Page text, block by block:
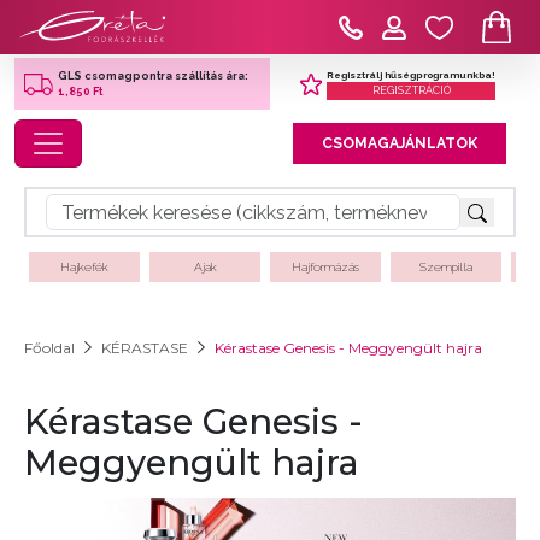
GLS csomagpontra szállítás ára:
1,850 Ft
Regisztrálj hűségprogramunkba!
REGISZTRÁCIÓ
Toggle navigation CSOMAGAJÁNLATOK
Hajkefék Ajak Hajformázás Szempilla
Főoldal KÉRASTASE Kérastase Genesis - Meggyengült hajra
Kérastase Genesis -
Meggyengült hajra